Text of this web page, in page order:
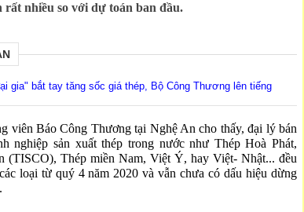
rất nhiều so với dự toán ban đầu.
gia" bắt tay tăng sốc giá thép, Bộ Công Thương lên tiếng
viên Báo Công Thương tại Nghệ An cho thấy, đại lý bán
nghiệp sản xuất thép trong nước như Thép Hoà Phát,
(TISCO), Thép miền Nam, Việt Ý, hay Việt- Nhật... đều
loại từ quý 4 năm 2020 và vẫn chưa có dấu hiệu dừng